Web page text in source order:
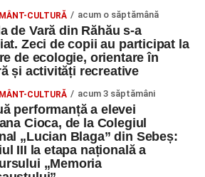
organizatorii au anunțat tema
relației dintre caracter, valori și
care au abordat comunicarea
diferențelor, participarea și luarea
Sinaxa Educațională își propune
fundamentale despre valorile care
educațional și despre rolul
CULTURĂ acum o săptămână
de Vară din Răhău s-a
Zeci de copii au participat la
de ecologie, orientare în
și activități recreative
CULTURĂ acum 3 săptămâni
performanță a elevei
Cioca, de la Colegiul
„Lucian Blaga” din Sebeș:
III la etapa națională a
„Memoria